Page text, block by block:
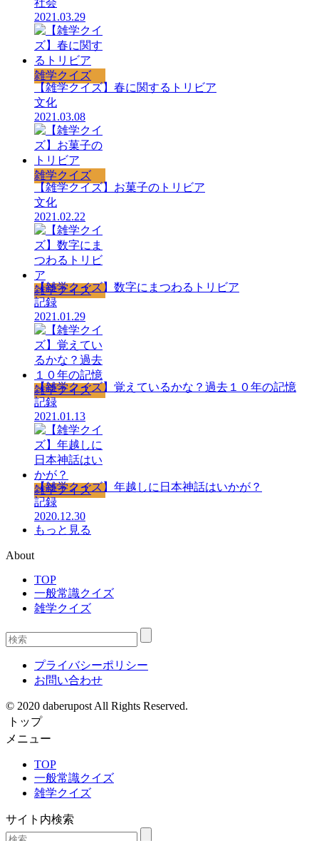
社会
2021.03.29
雑学クイズ
【雑学クイズ】春に関するトリビア
文化
2021.03.08
雑学クイズ
【雑学クイズ】お菓子のトリビア
文化
2021.02.22
雑学クイズ
【雑学クイズ】数字にまつわるトリビア
記録
2021.01.29
雑学クイズ
【雑学クイズ】覚えているかな？過去１０年の記憶
記録
2021.01.13
雑学クイズ
【雑学クイズ】年越しに日本神話はいかが？
記録
2020.12.30
もっと見る
About
TOP
一般常識クイズ
雑学クイズ
プライバシーポリシー
お問い合わせ
© 2020 daberupost All Rights Reserved.
トップ
メニュー
TOP
一般常識クイズ
雑学クイズ
サイト内検索